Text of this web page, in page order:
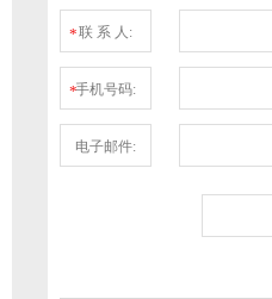
*联 系 人:
*手机号码:
电子邮件: